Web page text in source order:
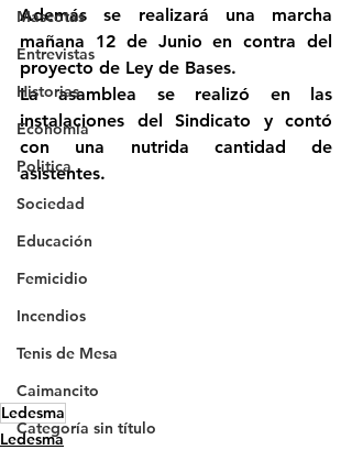
Mascotas
Entrevistas
Historias
Economía
Politica
Sociedad
Educación
Femicidio
Incendios
Tenis de Mesa
Caimancito
Categoría sin título
Además se realizará una marcha
mañana 12 de Junio en contra del
proyecto de Ley de Bases.
La asamblea se realizó en las
instalaciones del Sindicato y contó
con una nutrida cantidad de
asistentes.
Ledesma
Ledesma